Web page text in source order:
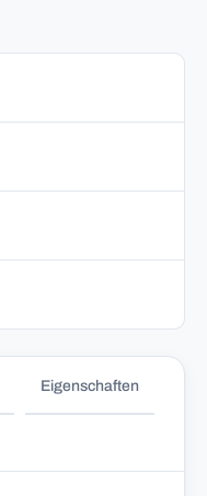
Eigenschaften